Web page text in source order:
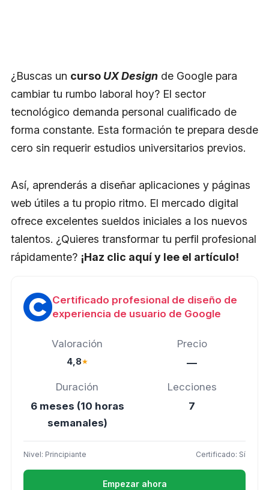
¿Buscas un curso UX Design de Google para
cambiar tu rumbo laboral hoy? El sector
tecnológico demanda personal cualificado de
forma constante. Esta formación te prepara desde
cero sin requerir estudios universitarios previos.
Así, aprenderás a diseñar aplicaciones y páginas
web útiles a tu propio ritmo. El mercado digital
ofrece excelentes sueldos iniciales a los nuevos
talentos. ¿Quieres transformar tu perfil profesional
rápidamente? ¡Haz clic aquí y lee el artículo!
Certificado profesional de diseño de
experiencia de usuario de Google
Valoración
4,8★
Precio
—
Duración
6 meses (10 horas
semanales)
Lecciones
7
Nivel: Principiante Certificado: Sí
Empezar ahora